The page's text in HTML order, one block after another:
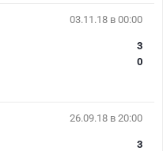
03.11.18 в 00:00
3
0
26.09.18 в 20:00
3